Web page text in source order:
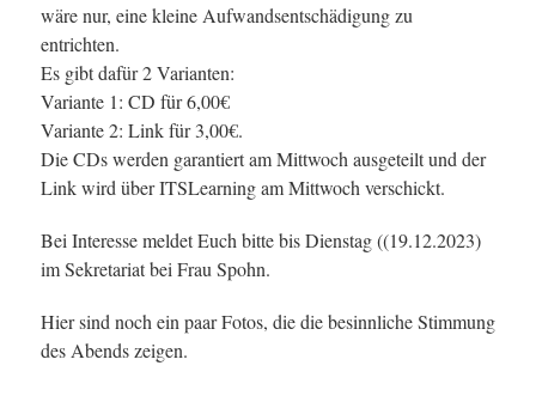
wäre nur, eine kleine Aufwandsentschädigung zu
entrichten.
Es gibt dafür 2 Varianten:
Variante 1: CD für 6,00€
Variante 2: Link für 3,00€.
Die CDs werden garantiert am Mittwoch ausgeteilt und der
Link wird über ITSLearning am Mittwoch verschickt.
Bei Interesse meldet Euch bitte bis Dienstag ((19.12.2023)
im Sekretariat bei Frau Spohn.
Hier sind noch ein paar Fotos, die die besinnliche Stimmung
des Abends zeigen.